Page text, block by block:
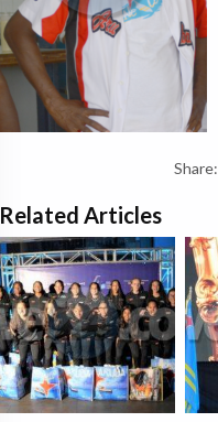
Share:
Related Articles